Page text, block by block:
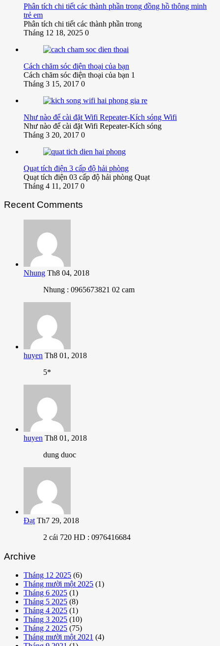
Phân tích chi tiết các thành phần trong đồng hồ thông minh
trẻ em
Phân tích chi tiết các thành phần trong
Tháng 12 18, 2025 0
Cách chăm sóc điện thoại của bạn
Cách chăm sóc điện thoại của bạn 1
Tháng 3 15, 2017 0
Như nào để cài đặt Wifi Repeater-Kích sóng Wifi
Như nào để cài đặt Wifi Repeater-Kích sóng
Tháng 3 20, 2017 0
Quạt tích điện 3 cấp độ hải phòng
Quạt tích điện 03 cấp độ hải phòng Quạt
Tháng 4 11, 2017 0
Recent Comments
Nhung Th8 04, 2018
Nhung : 0965673821 02 cam
huyen Th8 01, 2018
5*
huyen Th8 01, 2018
dung duoc
Đạt Th7 29, 2018
2 cái 720 HD : 0976416684
Archive
Tháng 12 2025 (6)
Tháng mười một 2025 (1)
Tháng 6 2025 (1)
Tháng 5 2025 (8)
Tháng 4 2025 (1)
Tháng 3 2025 (10)
Tháng 2 2025 (75)
Tháng mười một 2021 (4)